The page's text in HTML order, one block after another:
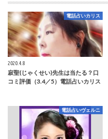
電話占いカリス
2020.4.8
寂聖(じゃくせい)先生は当たる？口
コミ評価（3.4／5）電話占いカリス
電話占いヴェルニ